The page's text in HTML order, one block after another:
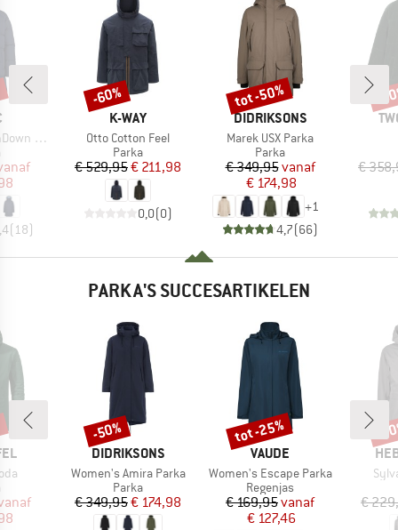
Parka
prijs
(18)
MERK
K-WAY
Artikel
Otto Cotton Feel
Productgroep
Parka
Prijs
€ 529,95Verlaagde prijs
€ 211,98
0,0(0)
Korting
-60%
MERK
DIDRIKSONS
Artikel
Marek USX Parka
Productgroep
Parka
Prijs
€ 349,95Verlaagde prijs
vanaf
€ 174,98
+1
4,7(66)
Korting
tot -50%
€
-
PARKA'S SUCCESARTIKELEN
prijs
MERK
DIDRIKSONS
Artikel
Women's Amira Parka
Productgroep
Parka
Prijs
€ 349,95Verlaagde prijs
€ 174,98
Korting
-50%
MERK
VAUDE
Artikel
Women's Escape Parka
Productgroep
Regenjas
Prijs
€ 169,95Verlaagde prijs
vanaf
€ 127,46
Korting
tot -25%
€
-